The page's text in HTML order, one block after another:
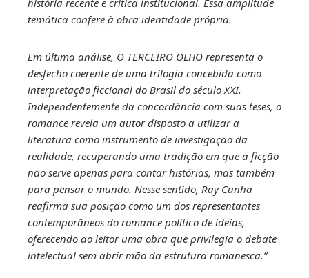
temática confere à obra identidade própria.
Em última análise, O TERCEIRO OLHO representa o
desfecho coerente de uma trilogia concebida como
interpretação ficcional do Brasil do século XXI.
Independentemente da concordância com suas teses, o
romance revela um autor disposto a utilizar a
literatura como instrumento de investigação da
realidade, recuperando uma tradição em que a ficção
não serve apenas para contar histórias, mas também
para pensar o mundo. Nesse sentido, Ray Cunha
reafirma sua posição como um dos representantes
contemporâneos do romance político de ideias,
oferecendo ao leitor uma obra que privilegia o debate
intelectual sem abrir mão da estrutura romanesca.”